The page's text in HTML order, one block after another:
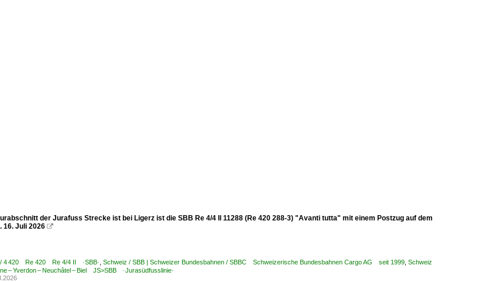
der Jurafuss Strecke ist bei Ligerz ist die SBB Re 4/4 II 11288 (Re 420 288-3) "Avanti tutta" mit einem Postzug auf dem
16. Juli 2026 
/ 4 420 Re 420 Re 4/4 II ·SBB· Schweiz / SBB | Schweizer Bundesbahnen / SBBC Schweizerische Bundesbahnen Cargo AG seit 1999 Schweiz
– Yverdon – Neuchâtel – Biel JS>SBB ·Jurasüdfusslinie·